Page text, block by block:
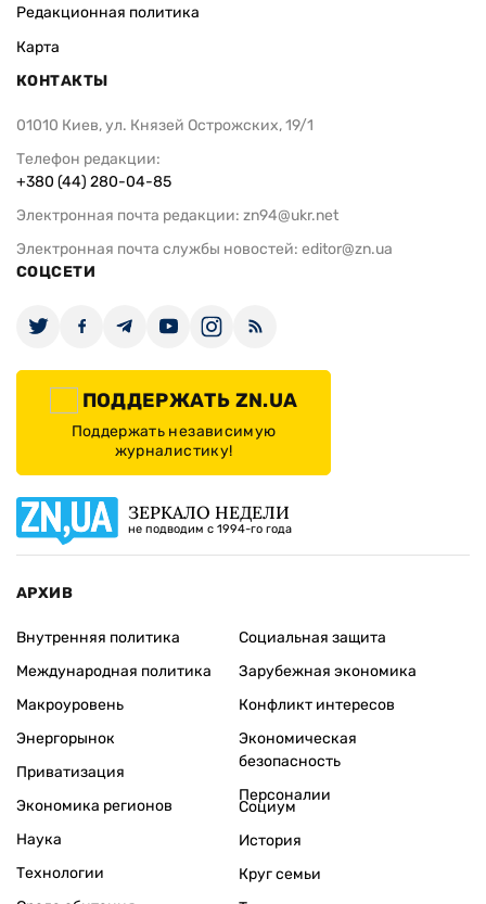
Редакционная политика
Карта
КОНТАКТЫ
01010 Киев, ул. Князей Острожских, 19/1
Телефон редакции:
+380 (44) 280-04-85
Электронная почта редакции: zn94@ukr.net
Электронная почта службы новостей: editor@zn.ua
СОЦСЕТИ
ПОДДЕРЖАТЬ ZN.UA
Поддержать независимую
журналистику!
ЗЕРКАЛО НЕДЕЛИ
не подводим с 1994-го года
АРХИВ
Внутренняя политика
Международная политика
Макроуровень
Энергорынок
Приватизация
Экономика регионов
Социальная защита
Зарубежная экономика
Конфликт интересов
Экономическая
безопасность
Персоналии
Наука
Технологии
Социум
История
Круг семьи